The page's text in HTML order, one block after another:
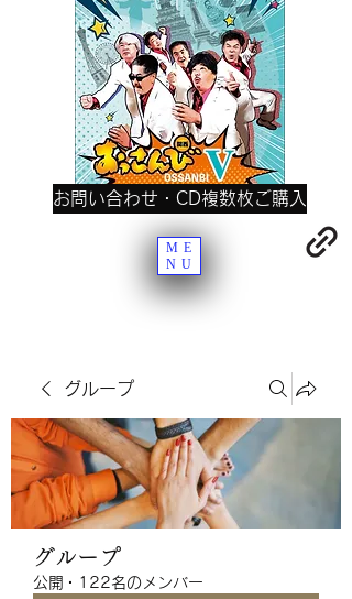
お問い合わせ・CD複数枚ご購入
ME
NU
グループ
グループ
公開 · 122名のメンバー